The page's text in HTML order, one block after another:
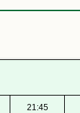
21:45